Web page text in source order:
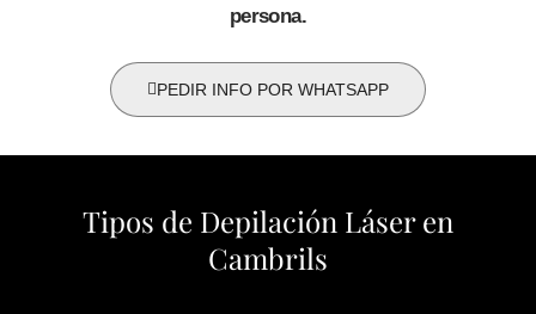
persona.
PEDIR INFO POR WHATSAPP
Tipos de Depilación Láser en
Cambrils